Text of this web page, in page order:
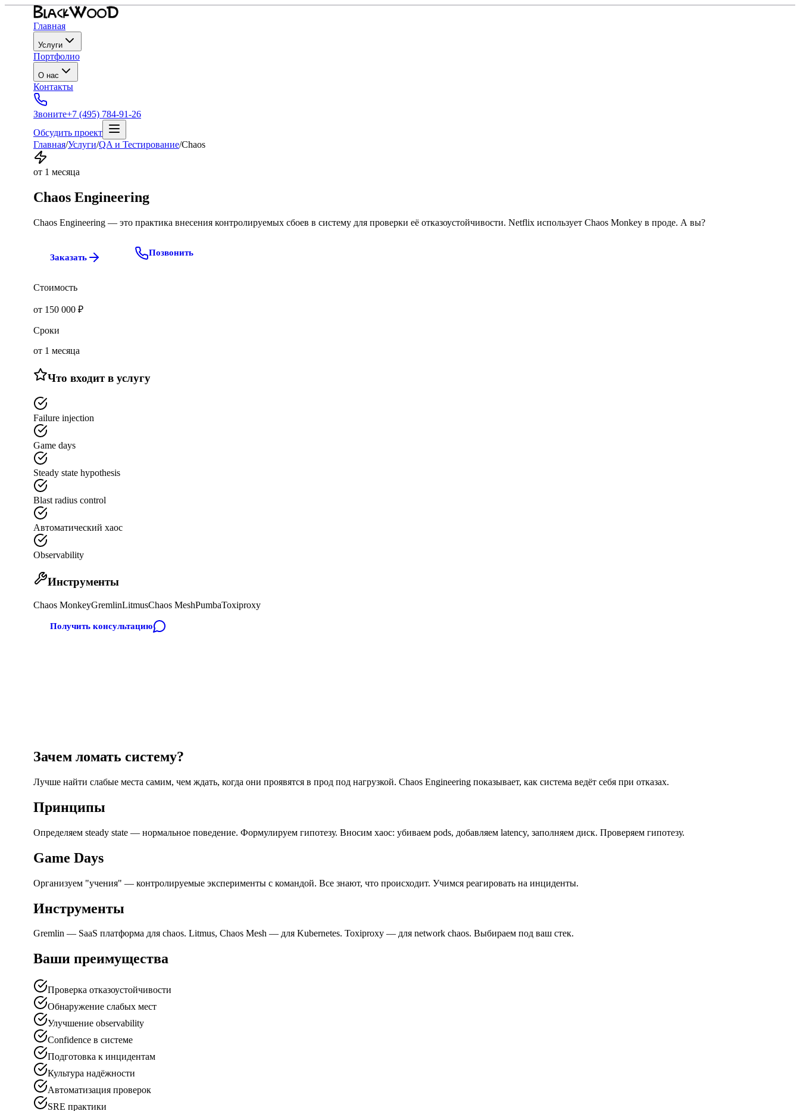
Главная
Услуги
Портфолио
О нас
Контакты
Звоните+7 (495) 784-91-26
Обсудить проект
Главная/Услуги/QA и Тестирование/Chaos
от 1 месяца
Chaos Engineering
Chaos Engineering — это практика внесения контролируемых сбоев в систему для проверки её отказоустойчивости. Netflix использует Chaos Monkey в проде. А вы?
Заказать Позвонить
Стоимость
от 150 000 ₽
Сроки
от 1 месяца
Что входит в услугу
Failure injection
Game days
Steady state hypothesis
Blast radius control
Автоматический хаос
Observability
Инструменты
Chaos MonkeyGremlinLitmusChaos MeshPumbaToxiproxy
Получить консультацию
Зачем ломать систему?
Лучше найти слабые места самим, чем ждать, когда они проявятся в прод под нагрузкой. Chaos Engineering показывает, как система ведёт себя при отказах.
Принципы
Определяем steady state — нормальное поведение. Формулируем гипотезу. Вносим хаос: убиваем pods, добавляем latency, заполняем диск. Проверяем гипотезу.
Game Days
Организуем "учения" — контролируемые эксперименты с командой. Все знают, что происходит. Учимся реагировать на инциденты.
Инструменты
Gremlin — SaaS платформа для chaos. Litmus, Chaos Mesh — для Kubernetes. Toxiproxy — для network chaos. Выбираем под ваш стек.
Ваши преимущества
Проверка отказоустойчивости
Обнаружение слабых мест
Улучшение observability
Confidence в системе
Подготовка к инцидентам
Культура надёжности
Автоматизация проверок
SRE практики